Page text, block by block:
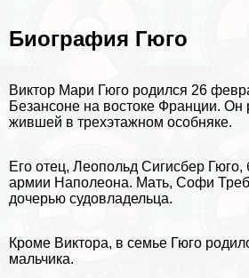
Биография Гюго
Виктор Мари Гюго родился 26
Безансоне на востоке Франции. Он
жившей в трехэтажном особняке.
Его отец, Леопольд Сигисбер
армии Наполеона. Мать, Софи
дочерью судовладельца.
Кроме Виктора, в семье Гюго
мальчика.